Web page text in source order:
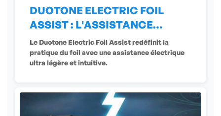
DUOTONE ELECTRIC FOIL
ASSIST : L'ASSISTANCE
ÉLECTRIQUE
Le Duotone Electric Foil Assist redéfinit la
pratique du foil avec une assistance électrique
ultra légère et intuitive.